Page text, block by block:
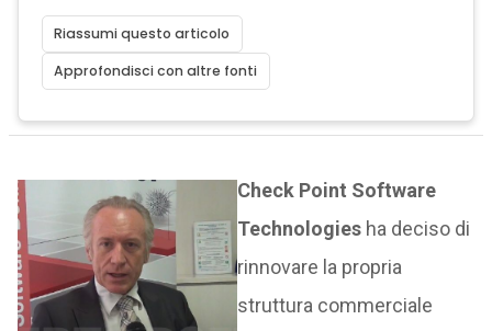
Riassumi questo articolo
Approfondisci con altre fonti
Check Point Software
Technologies ha deciso di
rinnovare la propria
struttura commerciale